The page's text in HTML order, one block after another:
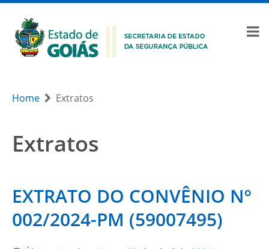
Home Extratos
Extratos
EXTRATO DO CONVÊNIO Nº
002/2024-PM (59007495)